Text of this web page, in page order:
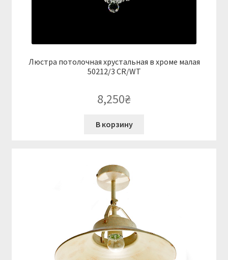
Люстра потолочная хрустальная в хроме малая
50212/3 CR/WT
8,250₴
В корзину